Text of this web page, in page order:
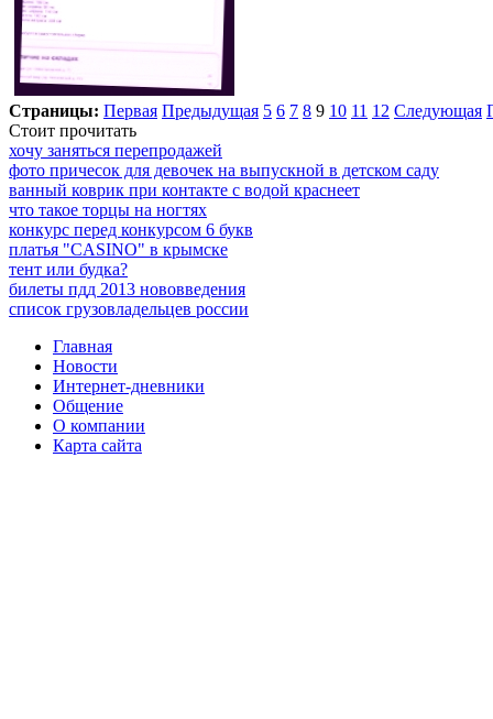
Страницы: Первая Предыдущая 5 6 7 8 9 10 11 12 Следующая
Стоит прочитать
хочу заняться перепродажей
фото причесок для девочек на выпускной в детском саду
ванный коврик при контакте с водой краснеет
что такое торцы на ногтях
конкурс перед конкурсом 6 букв
платья "CASINO" в крымске
тент или будка?
билеты пдд 2013 нововведения
список грузовладельцев россии
Главная
Новости
Интернет-дневники
Общение
О компании
Карта сайта